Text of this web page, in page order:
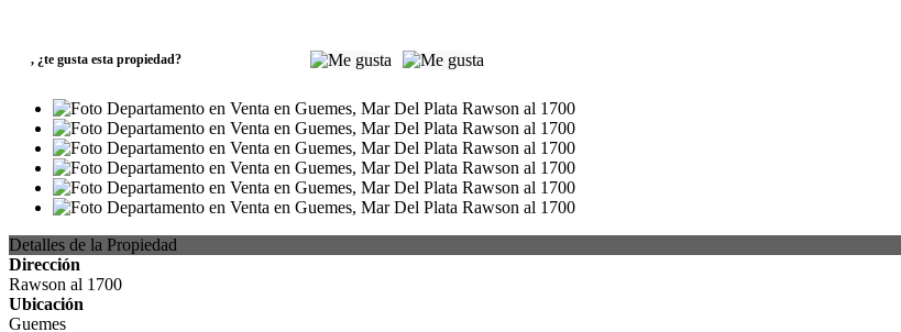
, ¿te gusta esta propiedad?
Detalles de la Propiedad
Dirección
Rawson al 1700
Ubicación
Guemes